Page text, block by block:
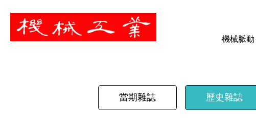
機械脈動
暫停
當期雜誌 歷史雜誌